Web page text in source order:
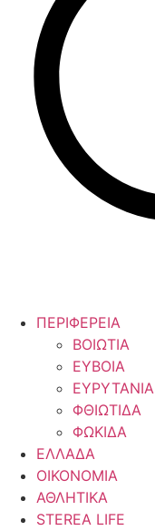
ΠΕΡΙΦΕΡΕΙΑ
ΒΟΙΩΤΙΑ
ΕΥΒΟΙΑ
ΕΥΡΥΤΑΝΙΑ
ΦΘΙΩΤΙΔΑ
ΦΩΚΙΔΑ
ΕΛΛΑΔΑ
ΟΙΚΟΝΟΜΙΑ
ΑΘΛΗΤΙΚΑ
STEREA LIFE